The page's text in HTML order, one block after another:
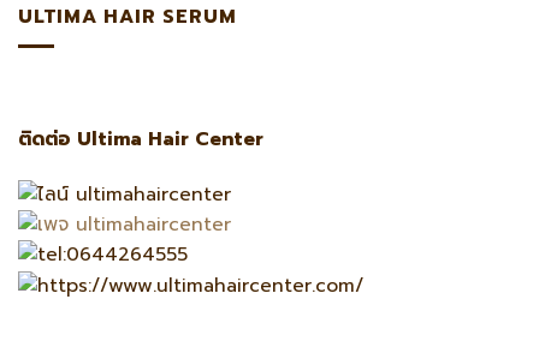
ULTIMA HAIR SERUM
ติดต่อ Ultima Hair Center